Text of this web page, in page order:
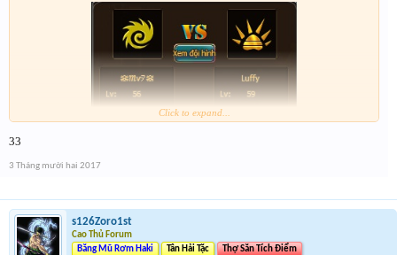
Sr ae qua bận wa nên giờ mới lên
Click to expand...
33
3 Tháng mười hai 2017
s126Zoro1st
Cao Thủ Forum
Băng Mũ Rơm Haki
Tân Hải Tặc Thợ Săn Tích Điểm